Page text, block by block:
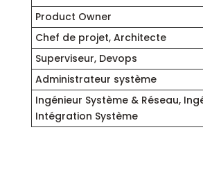
Product Owner
Chef de projet, Architecte
Superviseur, Devops
Administrateur système
Ingénieur Système & Réseau,
Intégration Système